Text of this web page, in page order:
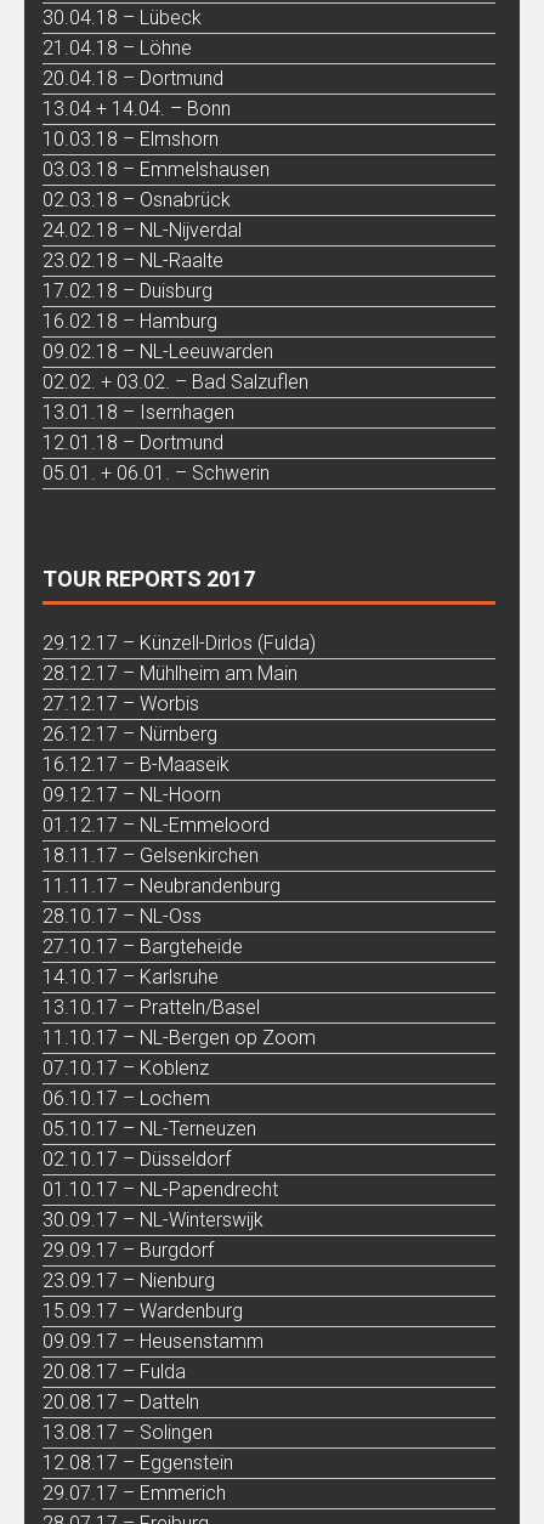
30.04.18 – Lübeck
21.04.18 – Löhne
20.04.18 – Dortmund
13.04 + 14.04. – Bonn
10.03.18 – Elmshorn
03.03.18 – Emmelshausen
02.03.18 – Osnabrück
24.02.18 – NL-Nijverdal
23.02.18 – NL-Raalte
17.02.18 – Duisburg
16.02.18 – Hamburg
09.02.18 – NL-Leeuwarden
02.02. + 03.02. – Bad Salzuflen
13.01.18 – Isernhagen
12.01.18 – Dortmund
05.01. + 06.01. – Schwerin
TOUR REPORTS 2017
29.12.17 – Künzell-Dirlos (Fulda)
28.12.17 – Mühlheim am Main
27.12.17 – Worbis
26.12.17 – Nürnberg
16.12.17 – B-Maaseik
09.12.17 – NL-Hoorn
01.12.17 – NL-Emmeloord
18.11.17 – Gelsenkirchen
11.11.17 – Neubrandenburg
28.10.17 – NL-Oss
27.10.17 – Bargteheide
14.10.17 – Karlsruhe
13.10.17 – Pratteln/Basel
11.10.17 – NL-Bergen op Zoom
07.10.17 – Koblenz
06.10.17 – Lochem
05.10.17 – NL-Terneuzen
02.10.17 – Düsseldorf
01.10.17 – NL-Papendrecht
30.09.17 – NL-Winterswijk
29.09.17 – Burgdorf
23.09.17 – Nienburg
15.09.17 – Wardenburg
09.09.17 – Heusenstamm
20.08.17 – Fulda
20.08.17 – Datteln
13.08.17 – Solingen
12.08.17 – Eggenstein
29.07.17 – Emmerich